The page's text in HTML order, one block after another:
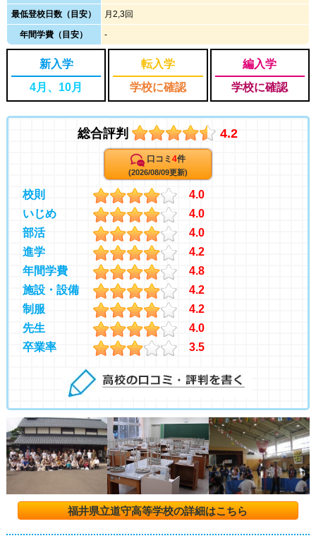
最低登校日数（目安） 月2,3回
年間学費（目安） -
新入学
4月、10月
転入学
学校に確認
編入学
学校に確認
総合評判 4.2
口コミ 4件
(2026/08/09更新)
校則
4.0
いじめ
4.0
部活
4.0
進学
4.2
年間学費
4.8
施設・設備
4.2
制服
4.2
先生
4.0
卒業率
3.5
福井県立道守高等学校の詳細はこちら